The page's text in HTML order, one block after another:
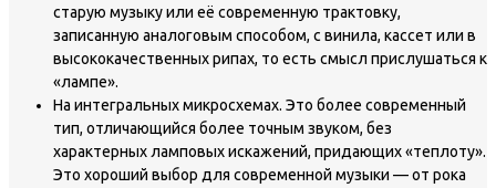
старую музыку или её современную трактовку,
записанную аналоговым способом, с винила, кассет или в
высококачественных рипах, то есть смысл прислушаться к
«лампе».
На интегральных микросхемах. Это более современный
тип, отличающийся более точным звуком, без
характерных ламповых искажений, придающих «теплоту».
Это хороший выбор для современной музыки — от рока